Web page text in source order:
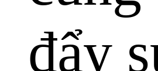
đẩy